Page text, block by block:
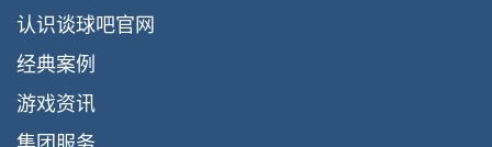
认识谈球吧官网
经典案例
游戏资讯